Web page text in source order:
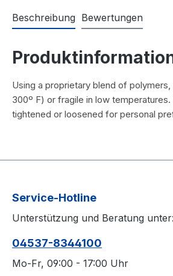
Beschreibung Bewertungen
Using a proprietary blend of
300º F) or fragile in low
tightened or loosened for personal
Service-Hotline
Unterstützung und Beratung unter:
04537-8344100
Mo-Fr, 09:00 - 17:00 Uhr